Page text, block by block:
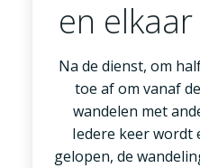
en elkaar
Na de dienst, om
toe af om vanaf
wandelen met
Iedere keer wordt
gelopen, de